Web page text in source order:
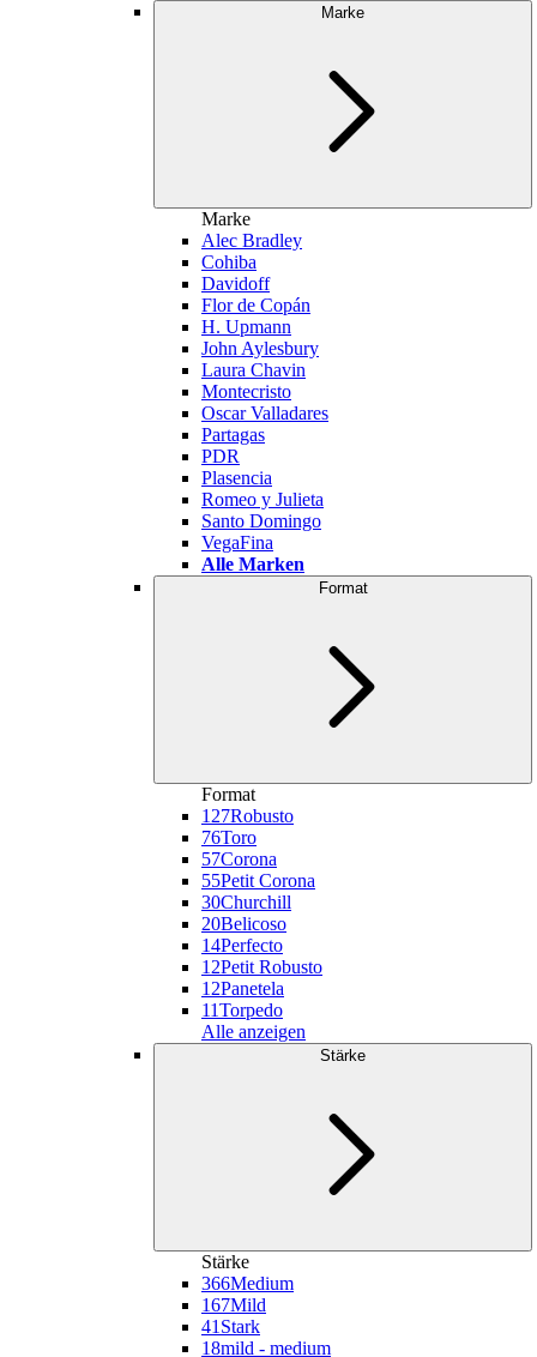
Marke
Marke
Alec Bradley
Cohiba
Davidoff
Flor de Copán
H. Upmann
John Aylesbury
Laura Chavin
Montecristo
Oscar Valladares
Partagas
PDR
Plasencia
Romeo y Julieta
Santo Domingo
VegaFina
Alle Marken
Format
Format
127Robusto
76Toro
57Corona
55Petit Corona
30Churchill
20Belicoso
14Perfecto
12Petit Robusto
12Panetela
11Torpedo
Alle anzeigen
Stärke
Stärke
366Medium
167Mild
41 Stark
18mild - medium